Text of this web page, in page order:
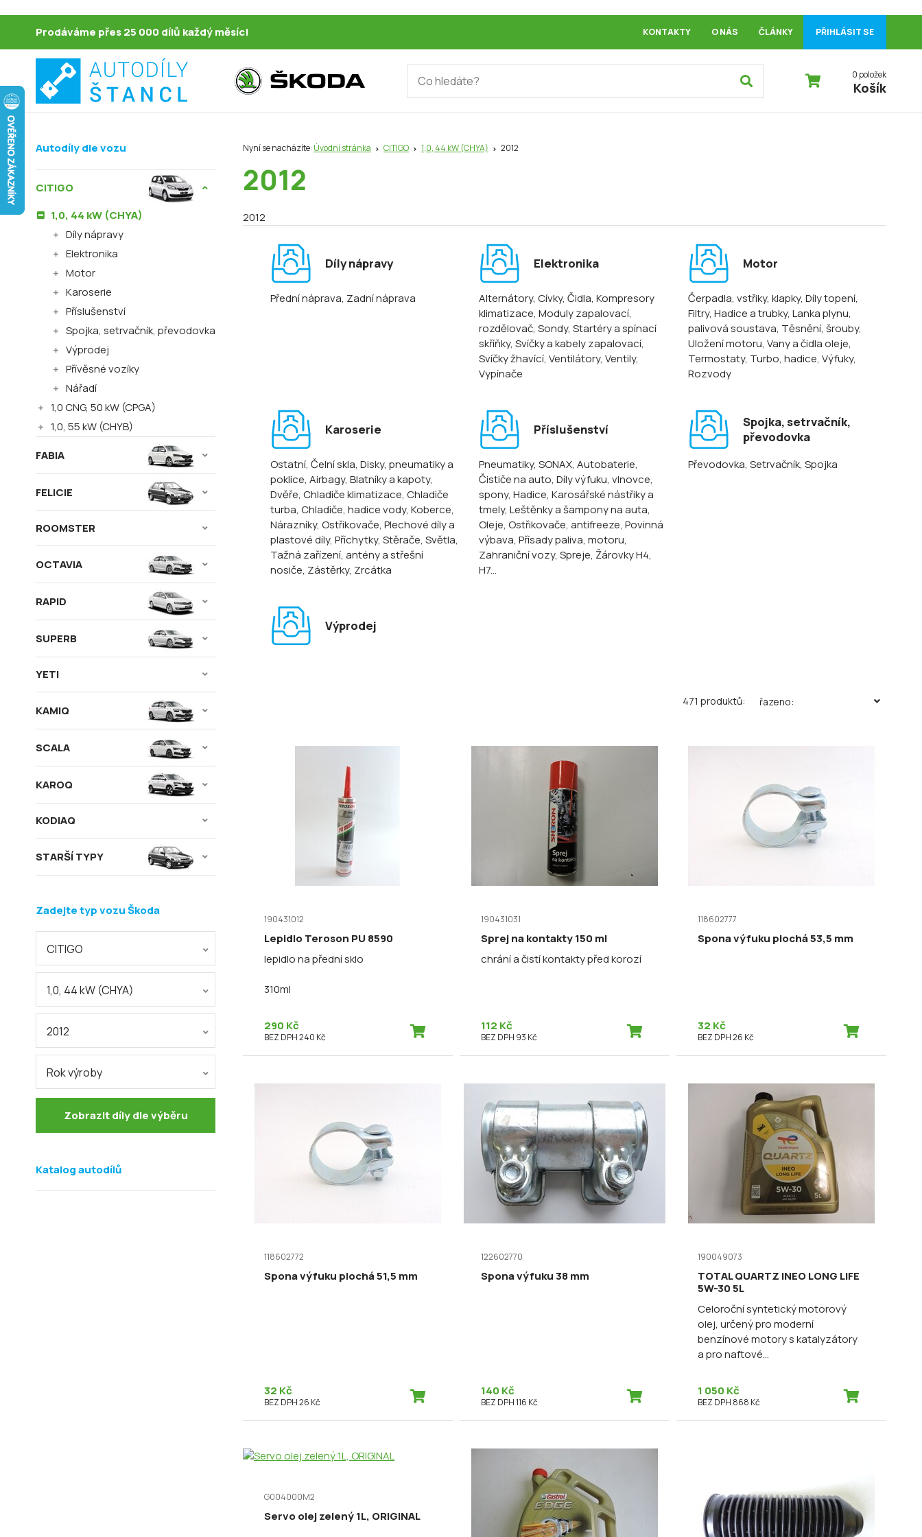
Prodáváme přes 25 000 dílů každý měsíc! KONTAKTY O NÁS ČLÁNKY PŘIHLÁSIT SE
0 položek
Košík
Nyní se nacházíte: Úvodní stránka CITIGO 1,0, 44 kW (CHYA) 2012
2012
2012
Díly nápravy
Přední náprava, Zadní náprava
Elektronika
Alternátory, Cívky, Čidla, Kompresory
klimatizace, Moduly zapalovací,
rozdělovač, Sondy, Startéry a spínací
skříňky, Svíčky a kabely zapalovací,
Svíčky žhavící, Ventilátory, Ventily,
Vypínače
Motor
Čerpadla, vstřiky, klapky, Díly topení,
Filtry, Hadice a trubky, Lanka plynu,
palivová soustava, Těsnění, šrouby,
Uložení motoru, Vany a čidla oleje,
Termostaty, Turbo, hadice, Výfuky,
Rozvody
Karoserie
Ostatní, Čelní skla, Disky, pneumatiky a
poklice, Airbagy, Blatníky a kapoty,
Dvěře, Chladiče klimatizace, Chladiče
turba, Chladiče, hadice vody, Koberce,
Nárazníky, Ostřikovače, Plechové díly a
plastové díly, Příchytky, Stěrače, Světla,
Tažná zařízení, antény a střešní
nosiče, Zástěrky, Zrcátka
Příslušenství
Pneumatiky, SONAX, Autobaterie,
Čističe na auto, Díly výfuku, vlnovce,
spony, Hadice, Karosářské nástřiky a
tmely, Leštěnky a šampony na auta,
Oleje, Ostřikovače, antifreeze, Povinná
výbava, Přísady paliva, motoru,
Zahraniční vozy, Spreje, Žárovky H4,
H7...
Spojka, setrvačník,
převodovka
Převodovka, Setrvačník, Spojka
Výprodej
471 produktů: řazeno:
190431012
Lepidlo Teroson PU 8590
lepidlo na přední sklo
310ml
290 Kč
BEZ DPH 240 Kč
190431031
Sprej na kontakty 150 ml
chrání a čistí kontakty před korozí
112 Kč
BEZ DPH 93 Kč
118602777
Spona výfuku plochá 53,5 mm
32 Kč
BEZ DPH 26 Kč
118602772
Spona výfuku plochá 51,5 mm
32 Kč
BEZ DPH 26 Kč
122602770
Spona výfuku 38 mm
140 Kč
BEZ DPH 116 Kč
190049073
TOTAL QUARTZ INEO LONG LIFE
5W-30 5L
Celoroční syntetický motorový
olej, určený pro moderní
benzínové motory s katalyzátory
a pro naftové...
1 050 Kč
BEZ DPH 868 Kč
G004000M2
Servo olej zelený 1L, ORIGINAL
Autodíly dle vozu
CITIGO
1,0, 44 kW (CHYA)
Díly nápravy
Elektronika
Motor
Karoserie
Příslušenství
Spojka, setrvačník, převodovka
Výprodej
Přívěsné vozíky
Nářadí
1,0 CNG, 50 kW (CPGA)
1,0, 55 kW (CHYB)
FABIA
FELICIE
ROOMSTER
OCTAVIA
RAPID
SUPERB
YETI
KAMIQ
SCALA
KAROQ
KODIAQ
STARŠÍ TYPY
Zadejte typ vozu Škoda
CITIGO
1,0, 44 kW (CHYA)
2012
Rok výroby
Zobrazit díly dle výběru
Katalog autodílů